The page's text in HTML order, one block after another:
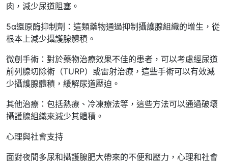
肉，減少尿道阻塞。
5α還原酶抑制劑：這類藥物通過抑制攝護腺組織的增生，從
根本上減少攝護腺體積。
微創手術：對於藥物治療效果不佳的患者，可以考慮經尿道
前列腺切除術（TURP）或雷射治療，這些手術可以有效減
少攝護腺體積，緩解尿道壓迫。
其他治療：包括熱療、冷凍療法等，這些方法可以通過破壞
攝護腺組織來減少其體積。
心理與社會支持
面對夜間多尿和攝護腺肥大帶來的不便和壓力，心理和社會